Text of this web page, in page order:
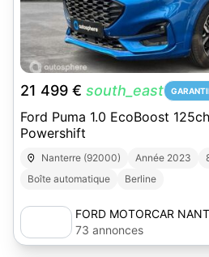
21 499 € south_east
Ford Puma 1.0 EcoBoost
Powershift
Nanterre (92000) Année 2023
Boîte automatique
Berline
FORD MOTORCAR
AUTOSPHERE
73 annonces